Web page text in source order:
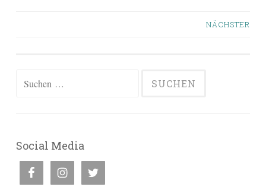
NÄCHSTER
Suchen
Social Media